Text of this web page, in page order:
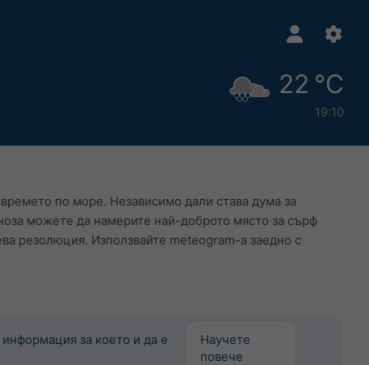
22 °C
19:10
по море. Независимо дали става дума за
можете да намерите най-доброто място за сърф
резолюция. Използвайте meteogram-а заедно с
за което и да е
Научете
повече